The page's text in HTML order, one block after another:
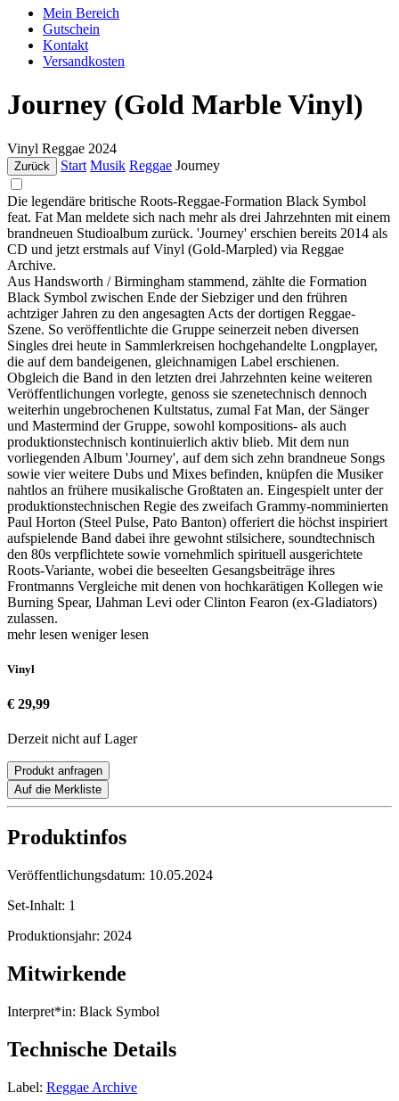
Mein Bereich
Gutschein
Kontakt
Versandkosten
Journey (Gold Marble Vinyl)
Vinyl Reggae 2024
Zurück Start Musik Reggae Journey
Die legendäre britische Roots-Reggae-Formation Black Symbol
feat. Fat Man meldete sich nach mehr als drei Jahrzehnten mit einem
brandneuen Studioalbum zurück. 'Journey' erschien bereits 2014 als
CD und jetzt erstmals auf Vinyl (Gold-Marpled) via Reggae
Archive.
Aus Handsworth / Birmingham stammend, zählte die Formation
Black Symbol zwischen Ende der Siebziger und den frühren
achtziger Jahren zu den angesagten Acts der dortigen Reggae-
Szene. So veröffentlichte die Gruppe seinerzeit neben diversen
Singles drei heute in Sammlerkreisen hochgehandelte Longplayer,
die auf dem bandeigenen, gleichnamigen Label erschienen.
Obgleich die Band in den letzten drei Jahrzehnten keine weiteren
Veröffentlichungen vorlegte, genoss sie szenetechnisch dennoch
weiterhin ungebrochenen Kultstatus, zumal Fat Man, der Sänger
und Mastermind der Gruppe, sowohl kompositions- als auch
produktionstechnisch kontinuierlich aktiv blieb. Mit dem nun
vorliegenden Album 'Journey', auf dem sich zehn brandneue Songs
sowie vier weitere Dubs und Mixes befinden, knüpfen die Musiker
nahtlos an frühere musikalische Großtaten an. Eingespielt unter der
produktionstechnischen Regie des zweifach Grammy-nomminierten
Paul Horton (Steel Pulse, Pato Banton) offeriert die höchst inspiriert
aufspielende Band dabei ihre gewohnt stilsichere, soundtechnisch
den 80s verpflichtete sowie vornehmlich spirituell ausgerichtete
Roots-Variante, wobei die beseelten Gesangsbeiträge ihres
Frontmanns Vergleiche mit denen von hochkarätigen Kollegen wie
Burning Spear, IJahman Levi oder Clinton Fearon (ex-Gladiators)
zulassen.
mehr lesen weniger lesen
Vinyl
€ 29,99
Derzeit nicht auf Lager
Produkt anfragen
Auf die Merkliste
Produktinfos
Veröffentlichungsdatum: 10.05.2024
Set-Inhalt: 1
Produktionsjahr: 2024
Mitwirkende
Interpret*in: Black Symbol
Technische Details
Label: Reggae Archive